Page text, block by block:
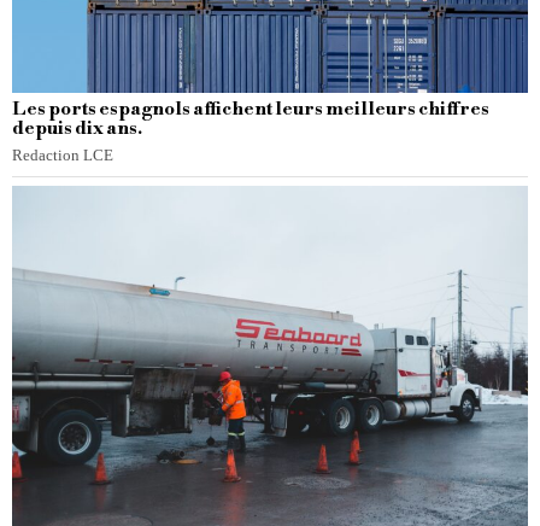
Les ports espagnols affichent leurs meilleurs chiffres
depuis dix ans.
Redaction LCE